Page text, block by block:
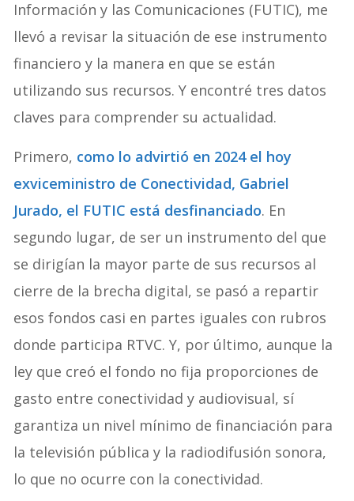
Información y las Comunicaciones (FUTIC), me
llevó a revisar la situación de ese instrumento
financiero y la manera en que se están
utilizando sus recursos. Y encontré tres datos
claves para comprender su actualidad.
Primero, como lo advirtió en 2024 el hoy
exviceministro de Conectividad, Gabriel
Jurado, el FUTIC está desfinanciado. En
segundo lugar, de ser un instrumento del que
se dirigían la mayor parte de sus recursos al
cierre de la brecha digital, se pasó a repartir
esos fondos casi en partes iguales con rubros
donde participa RTVC. Y, por último, aunque la
ley que creó el fondo no fija proporciones de
gasto entre conectividad y audiovisual, sí
garantiza un nivel mínimo de financiación para
la televisión pública y la radiodifusión sonora,
lo que no ocurre con la conectividad.